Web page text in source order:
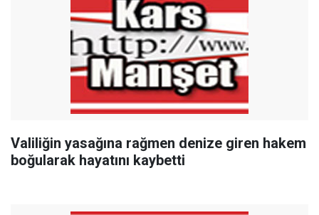
Valiliğin yasağına rağmen denize giren hakem
boğularak hayatını kaybetti